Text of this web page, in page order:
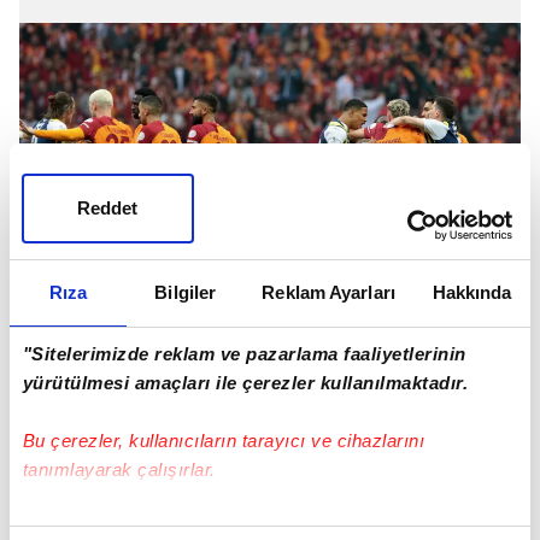
Rıza Bilgiler Reklam Ayarları Hakkında
"Sitelerimizde reklam ve pazarlama faaliyetlerinin
yürütülmesi amaçları ile çerezler kullanılmaktadır.
Bu çerezler, kullanıcıların tarayıcı ve cihazlarını
tanımlayarak çalışırlar.
Bu çerezlere izin vermeniz halinde sizlere özel
Reddet
PENALTI/PENALTI DEĞİL KARARLARI
Verilan veya verilmeyen bir penaltı kararında
açık bir hata olup olmadığını bildirmek